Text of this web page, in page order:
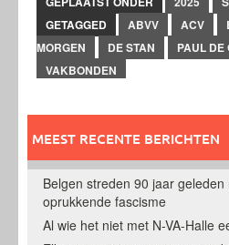
GETAGGED
ABVV ACV
MORGEN
DE STAN
PAUL DE
VAKBONDEN
MEEST RECENTE BERICHTEN
Belgen streden 90 jaar
oprukkende fascisme
Al wie het niet met N-VA-Halle